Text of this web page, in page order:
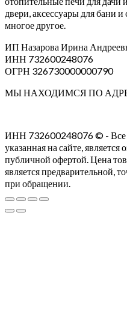
двери, аксессуары для бани
многое другое.
ИП Назарова Ирина
ИНН 732600248076
ОГРН 326730000000790
МЫ НАХОДИМСЯ ПО
ИНН 732600248076 © - Все
указанная на сайте, является
публичной офертой. Цена
является предварительной,
при обращении.